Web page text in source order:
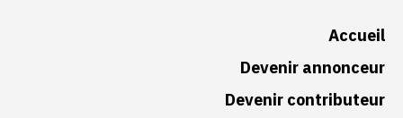
Accueil
Devenir annonceur
Devenir contributeur